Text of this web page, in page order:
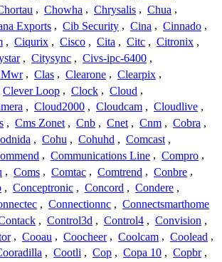
, Chowha , Chrysalis , Chua ,
Exports , Cib Security , Cina , Cinnado ,
, Ciqurix , Cisco , Cita , Citc , Citronix ,
, Citysync , Civs-ipc-6400 ,
Mwr , Clas , Clearone , Clearpix ,
Clever Loop , Clock , Cloud ,
, Cloud2000 , Cloudcam , Cloudlive ,
, Cms Zonet , Cnb , Cnet , Cnm , Cobra ,
, Cohu , Cohuhd , Comcast ,
, Communications Line , Compro ,
, Coms , Comtac , Comtrend , Conbre ,
, Conceptronic , Concord , Condere ,
, Connectionnc , Connectsmarthome
, Control3d , Control4 , Convision ,
, Cooau , Coocheer , Coolcam , Coolead ,
, Cootli , Cop , Copa 10 , Copbr ,